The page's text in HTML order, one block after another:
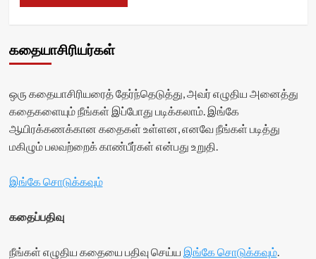
கதையாசிரியர்கள்
ஒரு கதையாசிரியரைத் தேர்ந்தெடுத்து, அவர் எழுதிய அனைத்து
கதைகளையும் நீங்கள் இப்போது படிக்கலாம். இங்கே
ஆயிரக்கணக்கான கதைகள் உள்ளன, எனவே நீங்கள் படித்து
மகிழும் பலவற்றைக் காண்பீர்கள் என்பது உறுதி.
இங்கே சொடுக்கவும்
கதைப்பதிவு
நீங்கள் எழுதிய கதையை பதிவு செய்ய இங்கே சொடுக்கவும்.